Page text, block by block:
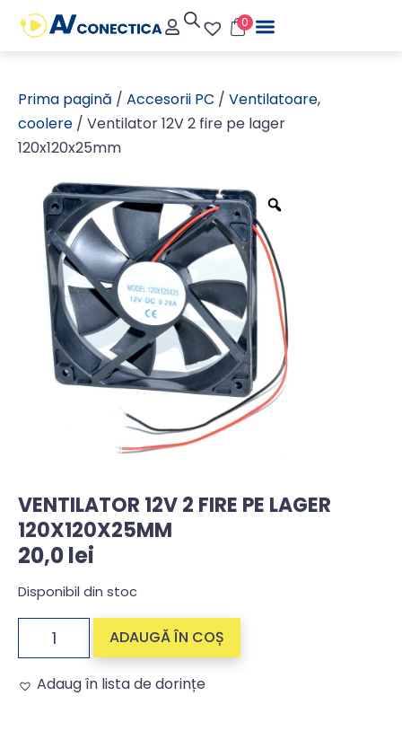
0
Prima pagină / Accesorii PC / Ventilatoare,
coolere / Ventilator 12V 2 fire pe lager
120x120x25mm
VENTILATOR 12V 2 FIRE PE LAGER
120X120X25MM
20,0lei
Disponibil din stoc
ADAUGĂ ÎN COȘ
Adaug în lista de dorințe